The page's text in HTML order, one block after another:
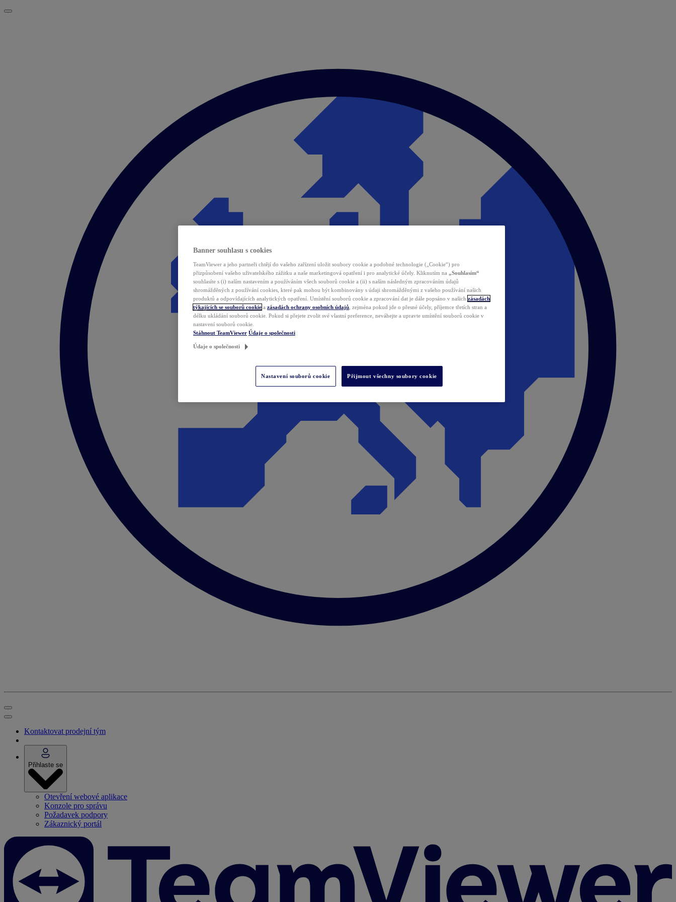
Kontaktovat prodejní tým
Přihlaste se
Otevření webové aplikace
Konzole pro správu
Požadavek podpory
Zákaznický portál
Banner souhlasu s cookies
TeamViewer a jeho partneři chtějí do vašeho zařízení uložit soubory cookie a podobné technologie („Cookie“) pro
přizpůsobení vašeho uživatelského zážitku a naše marketingová opatření i pro analytické účely. Kliknutím na „Souhlasím“
souhlasíte s (i) naším nastavením a používáním všech souborů cookie a (ii) s naším následným zpracováním údajů
shromážděných z používání cookies, které pak mohou být kombinovány s údaji shromážděnými z vašeho používání našich
produktů a odpovídajících analytických opatření. Umístění souborů cookie a zpracování dat je dále popsáno v našich zásadách
týkajících se souborů cookie a zásadách ochrany osobních údajů , zejména pokud jde o přesné účely, příjemce třetích stran a
délku ukládání souborů cookie. Pokud si přejete zvolit své vlastní preference, neváhejte a upravte umístění souborů cookie v
nastavení souborů cookie.
Stáhnout TeamViewer Údaje o společnosti
Údaje o společnosti
Nastavení souborů cookie Přijmout všechny soubory cookie